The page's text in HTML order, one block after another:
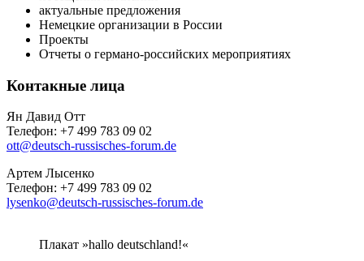
актуальные предложения
Немецкие организации в России
Проекты
Отчеты о германо-российских мероприятиях
Контакные лица
Ян Давид Отт
Телефон: +7 499 783 09 02
ott@deutsch-russisches-forum.de
Артем Лысенко
Телефон: +7 499 783 09 02
lysenko@deutsch-russisches-forum.de
Плакат »hallo deutschland!«